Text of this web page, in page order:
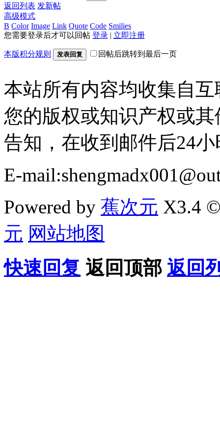
返回列表 发新帖
高级模式
B Color Image Link Quote Code Smilies
您需要登录后才可以回帖 登录 | 立即注册
本版积分规则 发表回复 回帖后跳转到最后一页
本站所有内容均收集自
您的版权或知识产权或
告知，在收到邮件后24
E-
Powered by 蕉次元 X3.4
元 网站地图
快速回复 返回顶部 返回